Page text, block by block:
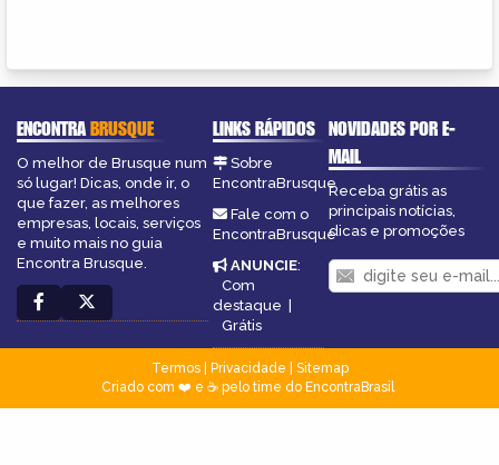
ENCONTRABRUSQUE
O melhor de Brusque num
só lugar! Dicas, onde ir, o
que fazer, as melhores
empresas, locais, serviços
e muito mais no guia
Encontra Brusque.
LINKS RÁPIDOS
Sobre
EncontraBrusque
Fale com o
EncontraBrusque
ANUNCIE:
Com
destaque |
Grátis
NOVIDADES POR E-
MAIL
Receba grátis as
principais notícias,
dicas e promoções
Termos| Privacidade
Sitemap
Criado com ❤️ e ☕ pelo time do EncontraBrasil